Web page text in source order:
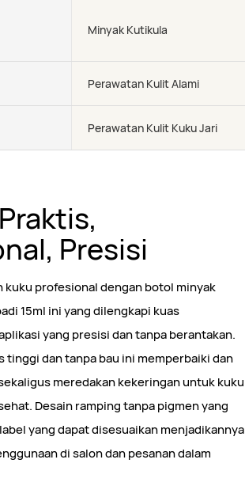
Minyak Kutikula
Perawatan Kulit Alami
Perawatan Kulit Kuku Jari
Presisi
kuku profesional dengan botol minyak
15ml ini yang dilengkapi kuas
yang presisi dan tanpa berantakan.
tinggi dan tanpa bau ini memperbaiki dan
meredakan kekeringan untuk kuku
Desain ramping tanpa pigmen yang
yang dapat disesuaikan menjadikannya
di salon dan pesanan dalam